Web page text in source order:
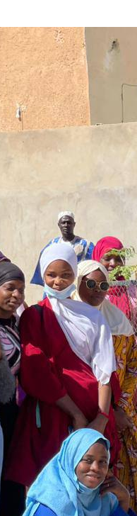
campagne de
ses objectifs